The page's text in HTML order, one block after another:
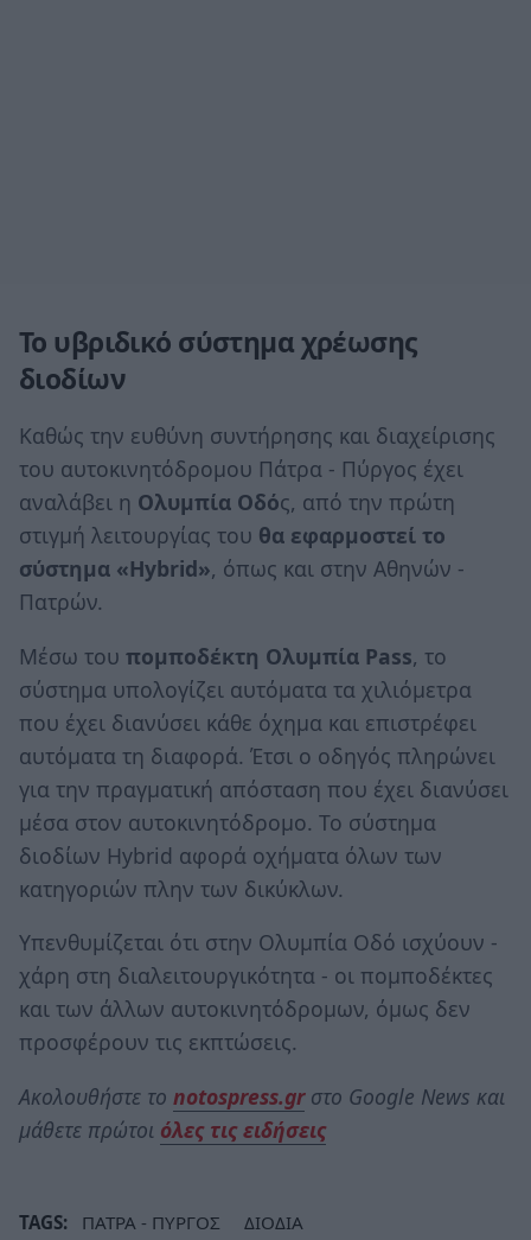
Το υβριδικό σύστημα χρέωσης
διοδίων
Καθώς την ευθύνη συντήρησης και διαχείρισης
του αυτοκινητόδρομου Πάτρα - Πύργος έχει
αναλάβει η Ολυμπία Οδός, από την πρώτη
στιγμή λειτουργίας του θα εφαρμοστεί το
σύστημα «Hybrid», όπως και στην Αθηνών -
Πατρών.
Μέσω του πομποδέκτη Ολυμπία Pass, το
σύστημα υπολογίζει αυτόματα τα χιλιόμετρα
που έχει διανύσει κάθε όχημα και επιστρέφει
αυτόματα τη διαφορά. Έτσι ο οδηγός πληρώνει
για την πραγματική απόσταση που έχει διανύσει
μέσα στον αυτοκινητόδρομο. Το σύστημα
διοδίων Hybrid αφορά οχήματα όλων των
κατηγοριών πλην των δικύκλων.
Υπενθυμίζεται ότι στην Ολυμπία Οδό ισχύουν -
χάρη στη διαλειτουργικότητα - οι πομποδέκτες
και των άλλων αυτοκινητόδρομων, όμως δεν
προσφέρουν τις εκπτώσεις.
Ακολουθήστε το notospress.grστο Google News και
μάθετε πρώτοι όλες τις ειδήσεις
TAGS: ΠΑΤΡΑ - ΠΥΡΓΟΣ
ΔΙΟΔΙΑ